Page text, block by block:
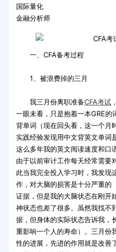
国际量化
金融分析师
一、CFA备考过程
1、被浪费掉的三月
我三月份离职准备CFA考试
一眼未看，只是抱着一本GRE的
背单词（现在回头看，这一个月
实践经验发现用中文背英文单词
这么多年我的英文阅读速度和口
由于以前审计工作每天经常需要
此当我完全投入学习时，我发现
作，对大脑的损害是十分严重的
证据，但是我的大脑状态在刚开
神状态也差了很多。虽然我找不
据，但身体的实际状态告诉我，
重影响一个人的寿命）。三月份
性的进展，先进的作用就是改善